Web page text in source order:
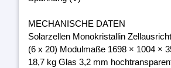
MECHANISCHE DATEN
Solarzellen Monokristallin
(6 x 20) Modulmaße 1698 × 1004 ×
18,7 kg Glas 3,2 mm